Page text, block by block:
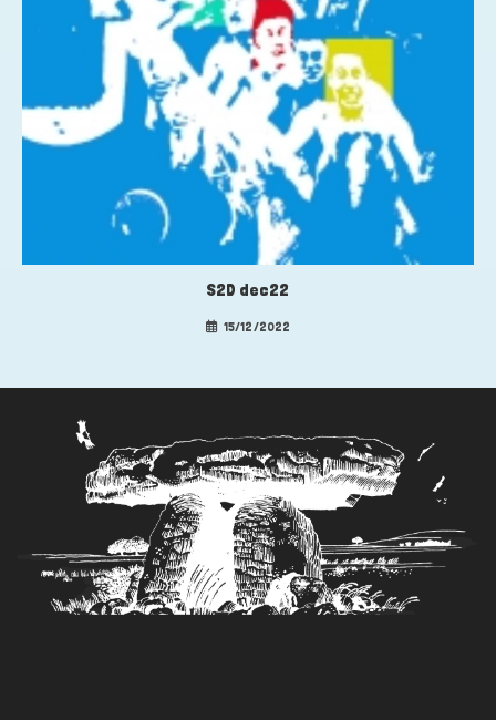
S2D dec22
15/12/2022